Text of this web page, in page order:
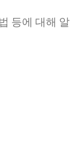
등에 대해 알